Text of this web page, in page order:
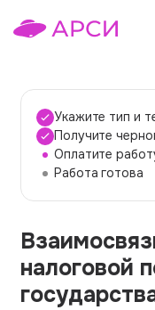
Темы работ
О сервисе
О компании
Наши гарантии
Контакты
Укажите тип и
Получите
Оплатите
Работа готова
налоговой